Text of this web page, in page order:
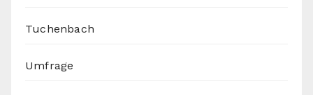
Tuchenbach
Umfrage